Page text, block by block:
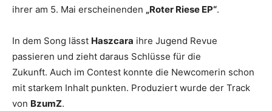
ihrer am 5. Mai erscheinenden „Roter Riese EP“.
In dem Song lässt Haszcara ihre Jugend Revue
passieren und zieht daraus Schlüsse für die
Zukunft. Auch im Contest konnte die Newcomerin schon
mit starkem Inhalt punkten. Produziert wurde der Track
von BzumZ.